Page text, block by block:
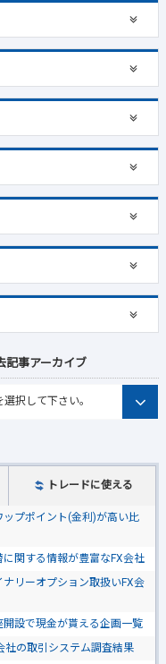
トレードに使える
ップポイント(金利)が高い比
に関する情報が豊富なFX会社
ナリーオプション取扱いFX会
開設で現金が貰える企画一覧
社の取引システム調査結果
記事アーカイブ